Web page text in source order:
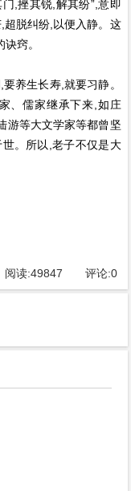
,挫其锐,解其纷”,意即
超脱纠纷,以便入静。这
窍。
养生长寿,就要习静。
、儒家继承下来,如庄
游等大文学家等都曾坚
。所以,老子不仅是大
阅读:49847 评论:0